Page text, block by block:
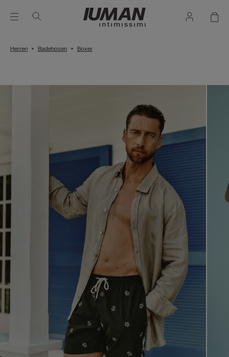
Herren Badehosen Boxer